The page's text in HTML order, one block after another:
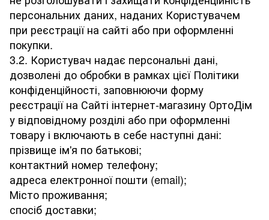
персональних даних, наданих Користувачем
при реєстрації на сайті або при оформленні
покупки.
3.2. Користувач надає персональні дані,
дозволені до обробки в рамках цієї Політики
конфіденційності, заповнюючи форму
реєстрації на Сайті інтернет-магазину ОртоДім
у відповідному розділі або при оформленні
товару і включають в себе наступні дані:
прізвище ім'я по батькові;
контактний номер телефону;
адреса електронної пошти (email);
Місто проживання;
спосіб доставки;